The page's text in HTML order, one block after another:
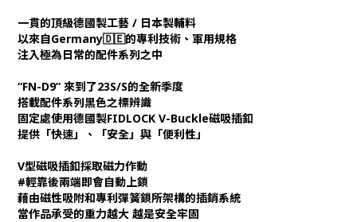
一貫的頂級德國製工藝 / 日本製輔料
以來自Germany🇩🇪的專利技術、軍用規格
注入極為日常的配件系列之中
“FN-D9” 來到了23S/S的全新季度
搭載配件系列黑色之標辨識
固定處使用德國製FIDLOCK V-Buckle磁吸插釦
提供「快速」、「安全」與「便利性」
V型磁吸插釦採取磁力作動
#輕靠後兩端即會自動上鎖
藉由磁性吸附和專利彈簧鎖所架構的插銷系統
當作品承受的重力越大 越是安全牢固